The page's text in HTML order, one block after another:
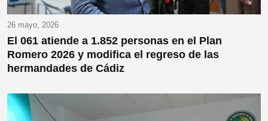
26 mayo, 2026
El 061 atiende a 1.852 personas en el Plan
Romero 2026 y modifica el regreso de las
hermandades de Cádiz